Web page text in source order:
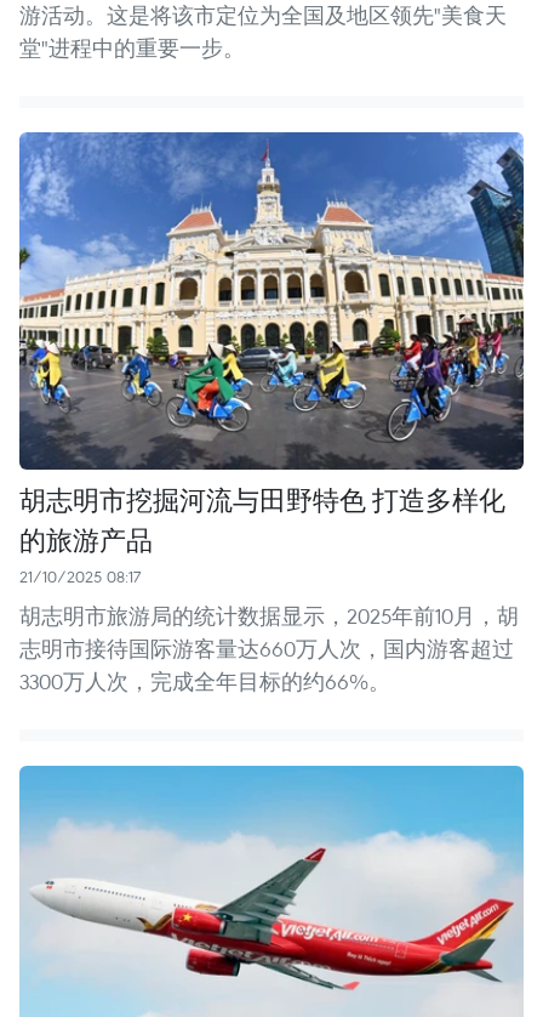
游活动。这是将该市定位为全国及地区领先"美食天
堂"进程中的重要一步。
胡志明市挖掘河流与田野特色 打造多样化
的旅游产品
21/10/2025 08:17
胡志明市旅游局的统计数据显示，2025年前10月，胡
志明市接待国际游客量达660万人次，国内游客超过
3300万人次，完成全年目标的约66%。